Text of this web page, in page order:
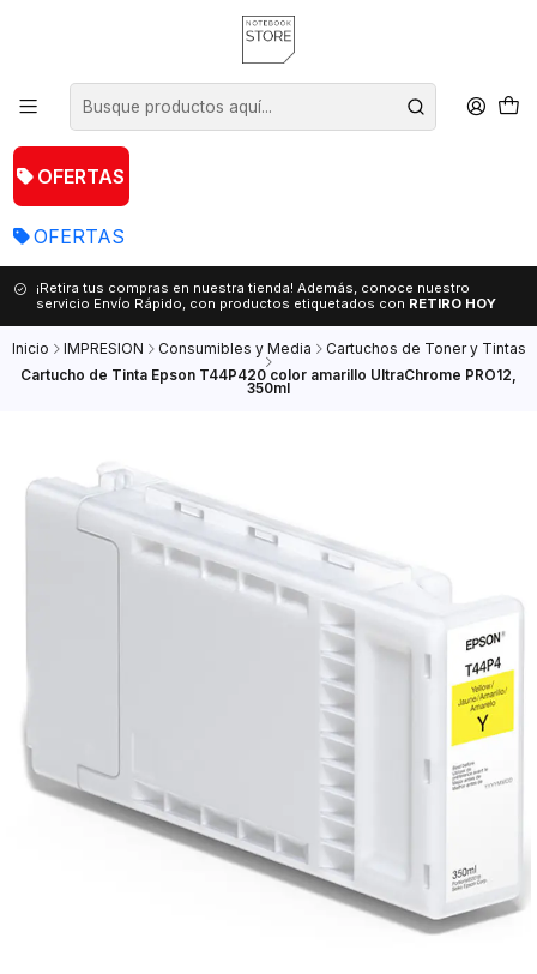
OFERTAS
OFERTAS
¡Retira tus compras en nuestra tienda! Además, conoce nuestro
servicio Envío Rápido, con productos etiquetados con RETIRO HOY
Inicio IMPRESION Consumibles y Media
Cartuchos de Toner y Tintas
Cartucho de Tinta Epson T44P420 color amarillo UltraChrome PRO12,
350ml